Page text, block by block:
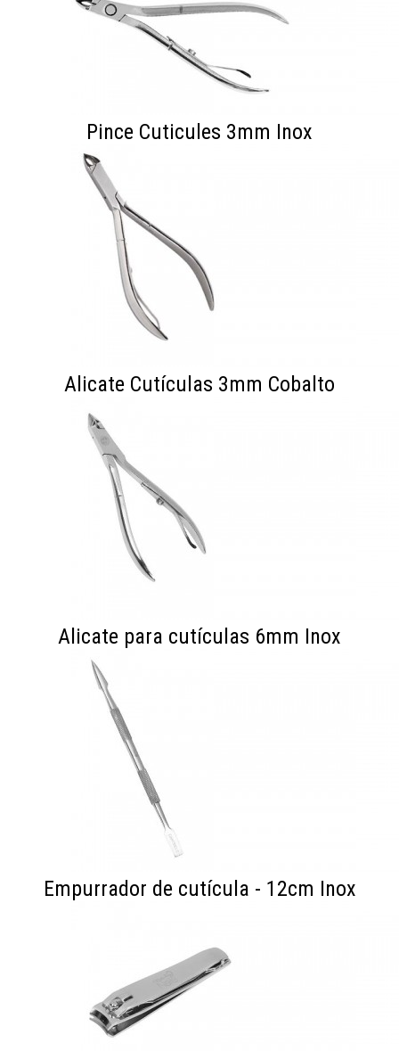
Pince Cuticules 3mm Inox
Alicate Cutículas 3mm Cobalto
Alicate para cutículas 6mm Inox
Empurrador de cutícula - 12cm Inox